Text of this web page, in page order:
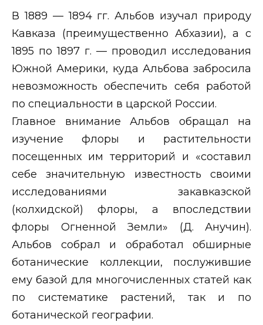
В 1889 — 1894 гг. Альбов изучал природу
Кавказа (преимущественно Абхазии), а с
1895 по 1897 г. — проводил исследования
Южной Америки, куда Альбова забросила
невозможность обеспечить себя работой
по специальности в царской России.
Главное внимание Альбов обращал на
изучение флоры и растительности
посещенных им территорий и «составил
себе значительную известность своими
исследованиями закавказской
(колхидской) флоры, а впоследствии
флоры Огненной Земли» (Д. Анучин).
Альбов собрал и обработал обширные
ботанические коллекции, послужившие
ему базой для многочисленных статей как
по систематике растений, так и по
ботанической географии.